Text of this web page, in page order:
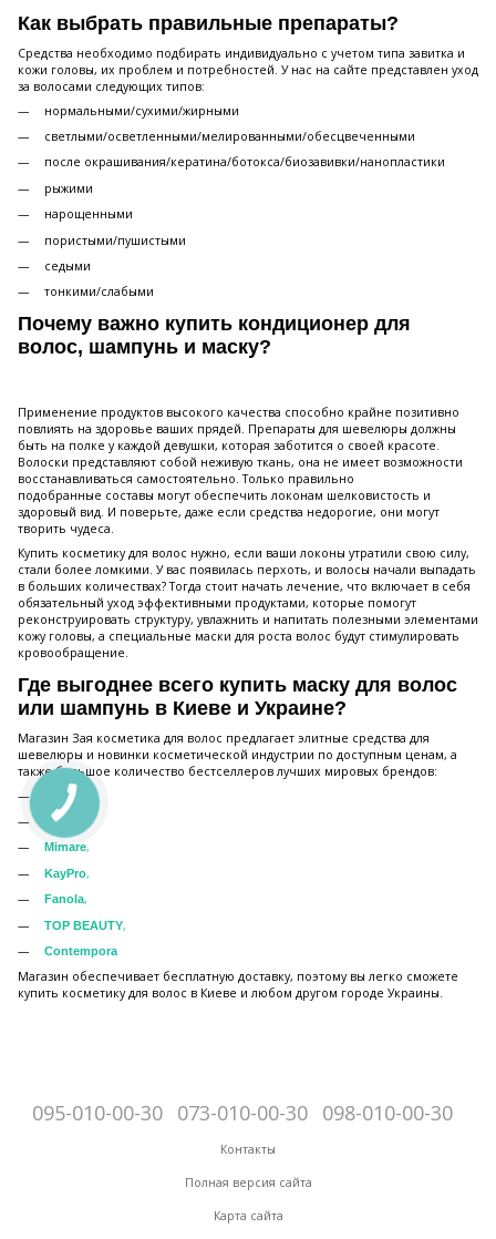
Как выбрать правильные препараты?
Средства необходимо подбирать индивидуально с учетом типа завитка и
кожи головы, их проблем и потребностей. У нас на сайте представлен уход
за волосами следующих типов:
нормальными/сухими/жирными
светлыми/осветленными/мелированными/обесцвеченными
после окрашивания/кератина/ботокса/биозавивки/нанопластики
рыжими
нарощенными
пористыми/пушистыми
седыми
тонкими/слабыми
Почему важно купить кондиционер для
волос, шампунь и маску?
Применение продуктов высокого качества способно крайне позитивно
повлиять на здоровье ваших прядей. Препараты для шевелюры должны
быть на полке у каждой девушки, которая заботится о своей красоте.
Волоски представляют собой неживую ткань, она не имеет возможности
восстанавливаться самостоятельно. Только правильно
подобранные составы могут обеспечить локонам шелковистость и
здоровый вид. И поверьте, даже если средства недорогие, они могут
творить чудеса.
Купить косметику для волос нужно, если ваши локоны утратили свою силу,
стали более ломкими. У вас появилась перхоть, и волосы начали выпадать
в больших количествах? Тогда стоит начать лечение, что включает в себя
обязательный уход эффективными продуктами, которые помогут
реконструировать структуру, увлажнить и напитать полезными элементами
кожу головы, а специальные маски для роста волос будут стимулировать
кровообращение.
Где выгоднее всего купить маску для волос
или шампунь в Киеве и Украине?
Магазин Зая косметика для волос предлагает элитные средства для
шевелюры и новинки косметической индустрии по доступным ценам, а
также большое количество бестселлеров лучших мировых брендов:
deeply
Vitael
Mimare,
KayPro,
Fanola,
TOP BEAUTY,
Contempora
Магазин обеспечивает бесплатную доставку, поэтому вы легко сможете
купить косметику для волос в Киеве и любом другом городе Украины.
095-010-00-30 073-010-00-30 098-010-00-30
Контакты
Полная версия сайта
Карта сайта